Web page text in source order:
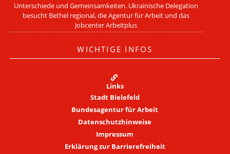
Unterschiede und Gemeinsamkeiten. Ukrainische Delegation
besucht Bethel regional, die Agentur für Arbeit und das
Jobcenter Arbeitplus
WICHTIGE INFOS
Links
Stadt Bielefeld
Bundesagentur für Arbeit
Datenschutzhinweise
Impressum
Erklärung zur Barrierefreiheit